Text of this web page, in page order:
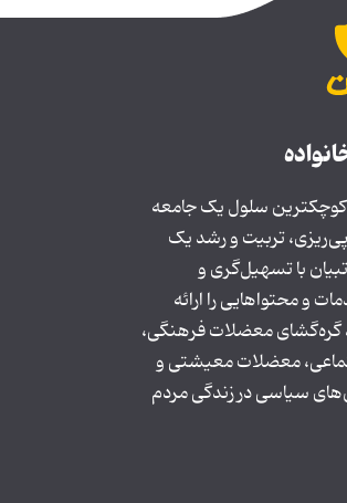
کوچکترین سلول یک جامعه
تربیت و رشد یک
با تسهیل‌گری و
و محتواهایی را ارائه
گره‌گشای معضلات فرهنگی،
معضلات معیشتی و
سیاسی در زندگی مردم